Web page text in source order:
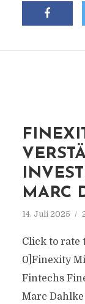
MARC
14. Juli 2025
Click to rate
0]Finexity
Fintechs
Marc